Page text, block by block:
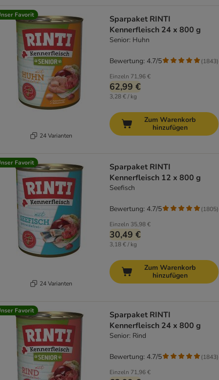
Favorit
24 Varianten
Sparpaket RINTI
Kennerfleisch 24 x 800 g
Senior: Huhn
Einzeln 71,96 €
62,99 €
3,28 € / kg
Bewertung: 4.7/5 (1843)
Zum Warenkorb
hinzufügen
Favorit
24 Varianten
Sparpaket RINTI
Kennerfleisch 12 x 800 g
Seefisch
Einzeln 35,98 €
30,49 €
3,18 € / kg
Bewertung: 4.7/5 (1805)
Zum Warenkorb
hinzufügen
Favorit
Sparpaket RINTI
Kennerfleisch 24 x 800 g
Senior: Rind
Einzeln 71,96 €
Bewertung: 4.7/5 (1843)